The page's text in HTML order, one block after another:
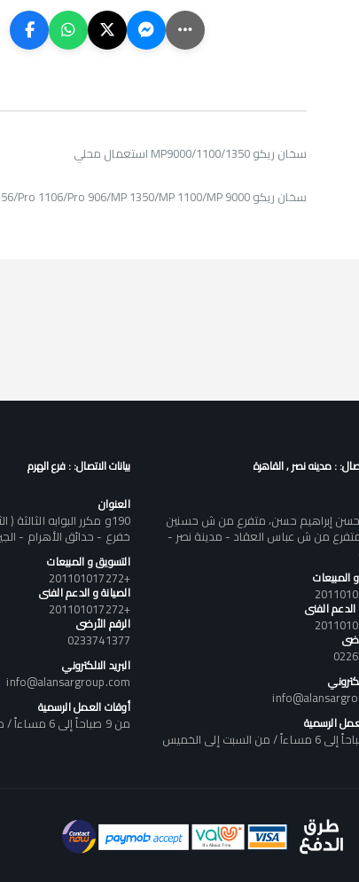
سخان ريكو MP9000/1100/1350 استعمال محلي
سخان ريكو Pro 1357/Pro 1107/Pro 907/Pro 1356/Pro 1106/Pro 906/MP 1350/MP 1100/MP 9000 استعمال محلي
: مدينه نصر , القاهرة
حسن إبراهيم حسن، متفرع من ش حسنين
من ش عباس العقاد - مدينة نصر -
المبيعات
الدعم الفنى
الرسمية
بيانات الاتصال: : فرع الهرم
العنوان
190و مكرر البوابه الثالثة
خفرع - حدائق الأهرام -
التسويق و المبيعات
+201101017272
الصيانة و الدعم الفنى
+201101017272
الرقم الأرضى
0233741377
البريد الالكتروني
info@alansargroup.com
أوقات العمل الرسمية
من 9 صباحاً إلى 6 مساءاً / من السبت إلى الخميس